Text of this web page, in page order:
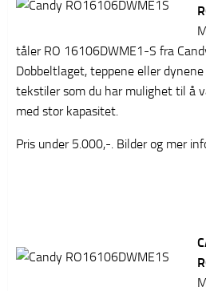
tåler RO 16106DWME1-S fra
Dobbeltlaget, teppene eller
tekstiler som du har mulighet til å
med stor kapasitet.
Pris under 5.000,-. Bilder og mer